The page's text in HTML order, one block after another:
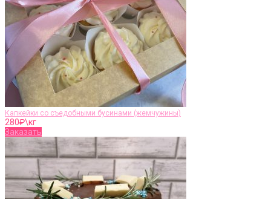
Капкейки со съедобными бусинами (жемчужины)
280₽\кг
Заказать